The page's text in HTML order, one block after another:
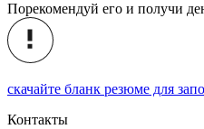
Порекомендуй его и получи
скачайте бланк резюме для
Контакты